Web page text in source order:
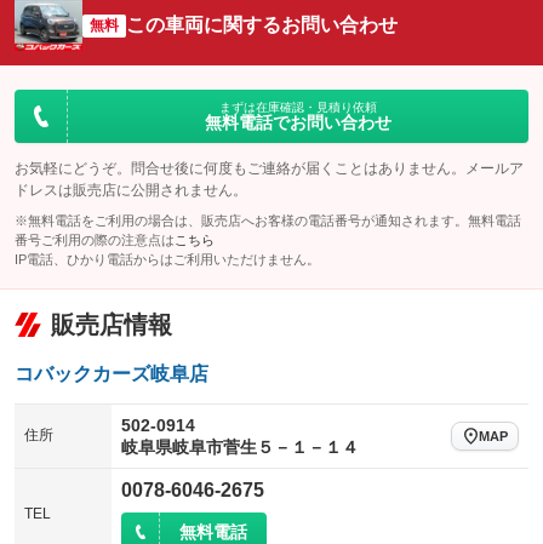
サイドカメラ
：装備あり ルーフレール
：装備なし
エアサスペンション ヘッドライトウォッシャー
無料 この車両に関するお問い合わせ
まずは在庫確認・見積り依頼
無料電話でお問い合わせ
お気軽にどうぞ。問合せ後に何度もご連絡が届くことはありません。メールア
ドレスは販売店に公開されません。
※無料電話をご利用の場合は、販売店へお客様の電話番号が通知されます。無料電話
番号ご利用の際の注意点は こちら
IP電話、ひかり電話からはご利用いただけません。
販売店情報
コバックカーズ岐阜店
住所
502-0914
岐阜県岐阜市菅生５－１－１４
MAP
TEL
0078-6046-2675
無料電話